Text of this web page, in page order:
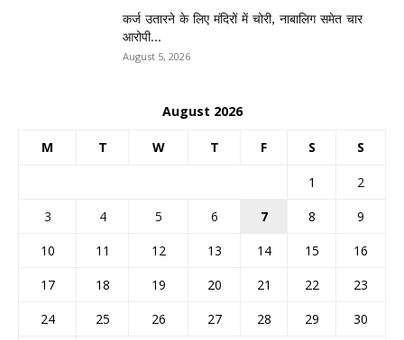
कर्ज उतारने के लिए मंदिरों में चोरी, नाबालिग समेत चार
आरोपी...
August 5, 2026
August 2026
M T W T F S S
1
2
3
4 5 6 7 8
9
10
11 12 13 14 15
16
17
18 19 20 21 22
23
24
25 26 27 28 29
30